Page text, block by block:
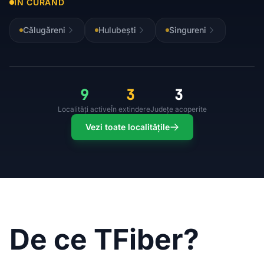
ÎN CURÂND
Călugăreni Hulubești Singureni
9
Localități active
3
În extindere
3
Județe acoperite
Vezi toate localitățile
De ce TFiber?